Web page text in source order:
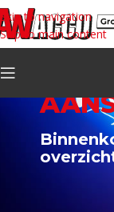
Skip to navigation
Skip to main content